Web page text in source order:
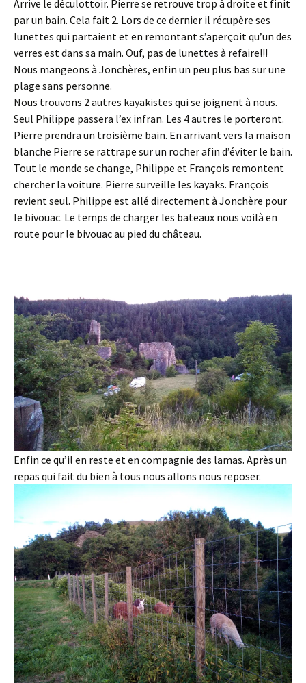
Arrive le déculottoir. Pierre se retrouve trop à droite et finit
par un bain. Cela fait 2. Lors de ce dernier il récupère ses
lunettes qui partaient et en remontant s’aperçoit qu’un des
verres est dans sa main. Ouf, pas de lunettes à refaire!!!
Nous mangeons à Jonchères, enfin un peu plus bas sur une
plage sans personne.
Nous trouvons 2 autres kayakistes qui se joignent à nous.
Seul Philippe passera l’ex infran. Les 4 autres le porteront.
Pierre prendra un troisième bain. En arrivant vers la maison
blanche Pierre se rattrape sur un rocher afin d’éviter le bain.
Tout le monde se change, Philippe et François remontent
chercher la voiture. Pierre surveille les kayaks. François
revient seul. Philippe est allé directement à Jonchère pour
le bivouac. Le temps de charger les bateaux nous voilà en
route pour le bivouac au pied du château.
Enfin ce qu’il en reste et en compagnie des lamas. Après un
repas qui fait du bien à tous nous allons nous reposer.